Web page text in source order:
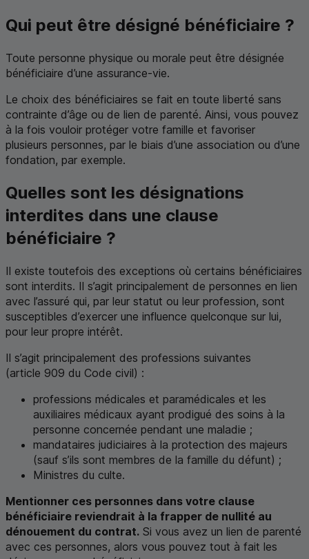
Qui peut être désigné bénéficiaire ?
Toute personne physique ou morale peut être désignée
bénéficiaire d’une assurance-vie.
Le choix des bénéficiaires se fait en toute liberté sans
contrainte d’âge ou de lien de parenté. Ainsi, vous pouvez
à la fois vouloir protéger votre famille et favoriser
plusieurs personnes, par le biais d’une association ou d’une
fondation, par exemple.
Quelles sont les désignations
interdites dans une clause
bénéficiaire ?
Il existe toutefois des exceptions où certains bénéficiaires
sont interdits. Il s’agit principalement de personnes en lien
avec l’assuré qui, par leur statut ou leur profession, sont
susceptibles d’exercer une influence quelconque sur lui,
pour leur propre intérêt.
Il s’agit principalement des professions suivantes
(article 909 du Code civil) :
professions médicales et paramédicales et les
auxiliaires médicaux ayant prodigué des soins à la
personne concernée pendant une maladie ;
mandataires judiciaires à la protection des majeurs
(sauf s’ils sont membres de la famille du défunt) ;
Ministres du culte.
Mentionner ces personnes dans votre clause
bénéficiaire reviendrait à la frapper de nullité au
dénouement du contrat. Si vous avez un lien de parenté
avec ces personnes, alors vous pouvez tout à fait les